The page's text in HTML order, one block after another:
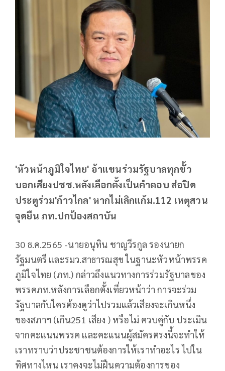
'หัวหน้าภูมิใจไทย' อ้าแขนร่วมรัฐบาลทุกขั้ว
บอกเสียงปชช.หลังเลือกตั้งเป็นคำตอบ ส่อปิด
ประตูร่วม'ก้าวไกล' หากไม่เลิกแก้ม.112 เหตุสวน
จุดยืน ภท.ปกป้องสถาบัน
30 ธ.ค.2565 -นายอนุทิน ชาญวีรกูล รองนายก
รัฐมนตรี และรมว.สาธารณสุข ในฐานะหัวหน้าพรรค
ภูมิใจไทย (ภท.) กล่าวถึงแนวทางการร่วมรัฐบาลของ
พรรคภท.หลังการเลือกตั้งเที่ยวหน้าว่า การจะร่วม
รัฐบาลกับใครต้องดูว่าไปรวมแล้วเสียงจะเกินหนึ่ง
ของสภาฯ (เกิน251 เสียง ) หรือไม่ ควบคู่กับ ประเมิน
จากคะแนนพรรค และคะแนนผู้สมัครตรงนี้จะทำให้
เราทราบว่าประชาชนต้องการให้เราทำอะไร ไปใน
ทิศทางไหน เราคงจะไม่ฝืนความต้องการของ